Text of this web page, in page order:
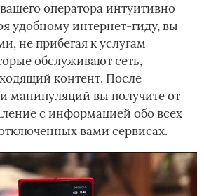
оператора интуитивно
удобному интернет-гиду, вы
не прибегая к услугам
обслуживают сеть,
контент. После
манипуляций вы получите от
с информацией обо всех
вами сервисах.